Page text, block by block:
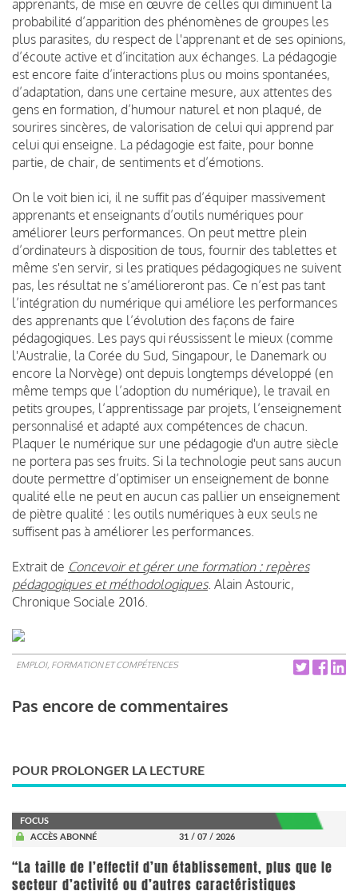
apprenants, de mise en œuvre de celles qui diminuent la
probabilité d’apparition des phénomènes de groupes les
plus parasites, du respect de l'apprenant et de ses opinions,
d’écoute active et d’incitation aux échanges. La pédagogie
est encore faite d’interactions plus ou moins spontanées,
d’adaptation, dans une certaine mesure, aux attentes des
gens en formation, d’humour naturel et non plaqué, de
sourires sincères, de valorisation de celui qui apprend par
celui qui enseigne. La pédagogie est faite, pour bonne
partie, de chair, de sentiments et d’émotions.
On le voit bien ici, il ne suffit pas d’équiper massivement
apprenants et enseignants d’outils numériques pour
améliorer leurs performances. On peut mettre plein
d’ordinateurs à disposition de tous, fournir des tablettes et
même s'en servir, si les pratiques pédagogiques ne suivent
pas, les résultat ne s’amélioreront pas. Ce n’est pas tant
l’intégration du numérique qui améliore les performances
des apprenants que l’évolution des façons de faire
pédagogiques. Les pays qui réussissent le mieux (comme
l'Australie, la Corée du Sud, Singapour, le Danemark ou
encore la Norvège) ont depuis longtemps développé (en
même temps que l’adoption du numérique), le travail en
petits groupes, l’apprentissage par projets, l’enseignement
personnalisé et adapté aux compétences de chacun.
Plaquer le numérique sur une pédagogie d'un autre siècle
ne portera pas ses fruits. Si la technologie peut sans aucun
doute permettre d’optimiser un enseignement de bonne
qualité elle ne peut en aucun cas pallier un enseignement
de piètre qualité : les outils numériques à eux seuls ne
suffisent pas à améliorer les performances.
Extrait de Concevoir et gérer une formation : repères
pédagogiques et méthodologiques. Alain Astouric,
Chronique Sociale 2016.
EMPLOI, FORMATION ET COMPÉTENCES
Pas encore de commentaires
POUR PROLONGER LA LECTURE
FOCUS
ACCÈS ABONNÉ
31 / 07 / 2026
“La taille de l’effectif d’un établissement, plus que le
secteur d’activité ou d’autres caractéristiques